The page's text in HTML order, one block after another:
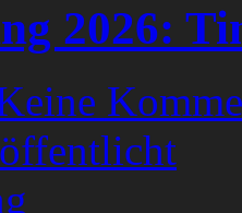
2026: